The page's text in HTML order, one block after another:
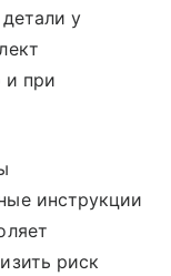
у
и при
инструкции
риск